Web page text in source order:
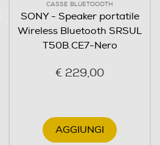
CASSE BLUETOOOTH
SONY - Speaker portatile
Wireless Bluetooth SRSUL
T50B.CE7-Nero
€ 229,00
AGGIUNGI